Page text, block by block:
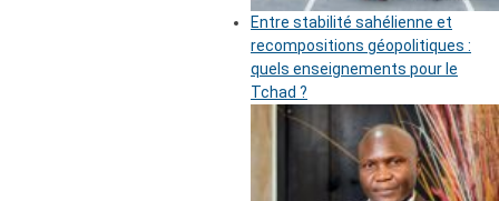
Entre stabilité sahélienne et
recompositions géopolitiques :
quels enseignements pour le
Tchad ?